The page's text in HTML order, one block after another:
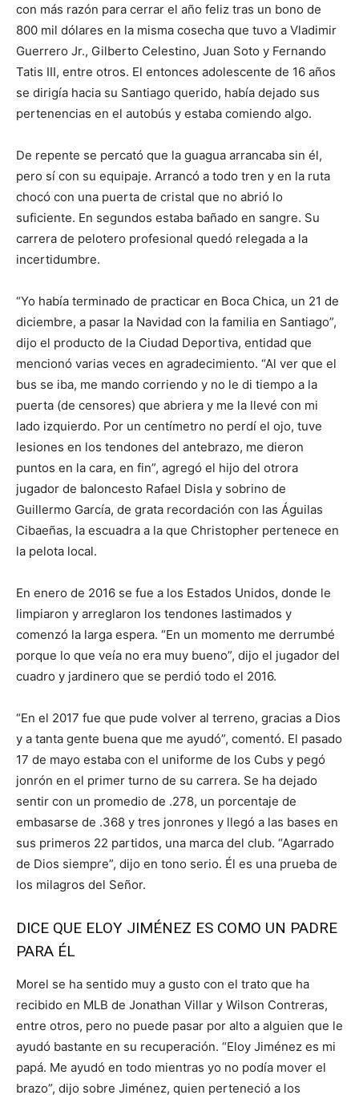
con más razón para cerrar el año feliz tras un bono de
800 mil dólares en la misma cosecha que tuvo a Vladimir
Guerrero Jr., Gilberto Celestino, Juan Soto y Fernando
Tatis III, entre otros. El entonces adolescente de 16 años
se dirigía hacia su Santiago querido, había dejado sus
pertenencias en el autobús y estaba comiendo algo.
De repente se percató que la guagua arrancaba sin él,
pero sí con su equipaje. Arrancó a todo tren y en la ruta
chocó con una puerta de cristal que no abrió lo
suficiente. En segundos estaba bañado en sangre. Su
carrera de pelotero profesional quedó relegada a la
incertidumbre.
“Yo había terminado de practicar en Boca Chica, un 21 de
diciembre, a pasar la Navidad con la familia en Santiago”,
dijo el producto de la Ciudad Deportiva, entidad que
mencionó varias veces en agradecimiento. “Al ver que el
bus se iba, me mando corriendo y no le di tiempo a la
puerta (de censores) que abriera y me la llevé con mi
lado izquierdo. Por un centímetro no perdí el ojo, tuve
lesiones en los tendones del antebrazo, me dieron
puntos en la cara, en fin”, agregó el hijo del otrora
jugador de baloncesto Rafael Disla y sobrino de
Guillermo García, de grata recordación con las Águilas
Cibaeñas, la escuadra a la que Christopher pertenece en
la pelota local.
En enero de 2016 se fue a los Estados Unidos, donde le
limpiaron y arreglaron los tendones lastimados y
comenzó la larga espera. “En un momento me derrumbé
porque lo que veía no era muy bueno”, dijo el jugador del
cuadro y jardinero que se perdió todo el 2016.
“En el 2017 fue que pude volver al terreno, gracias a Dios
y a tanta gente buena que me ayudó”, comentó. El pasado
17 de mayo estaba con el uniforme de los Cubs y pegó
jonrón en el primer turno de su carrera. Se ha dejado
sentir con un promedio de .278, un porcentaje de
embasarse de .368 y tres jonrones y llegó a las bases en
sus primeros 22 partidos, una marca del club. “Agarrado
de Dios siempre”, dijo en tono serio. Él es una prueba de
los milagros del Señor.
DICE QUE ELOY JIMÉNEZ ES COMO UN PADRE
PARA ÉL
Morel se ha sentido muy a gusto con el trato que ha
recibido en MLB de Jonathan Villar y Wilson Contreras,
entre otros, pero no puede pasar por alto a alguien que le
ayudó bastante en su recuperación. “Eloy Jiménez es mi
papá. Me ayudó en todo mientras yo no podía mover el
brazo”, dijo sobre Jiménez, quien perteneció a los